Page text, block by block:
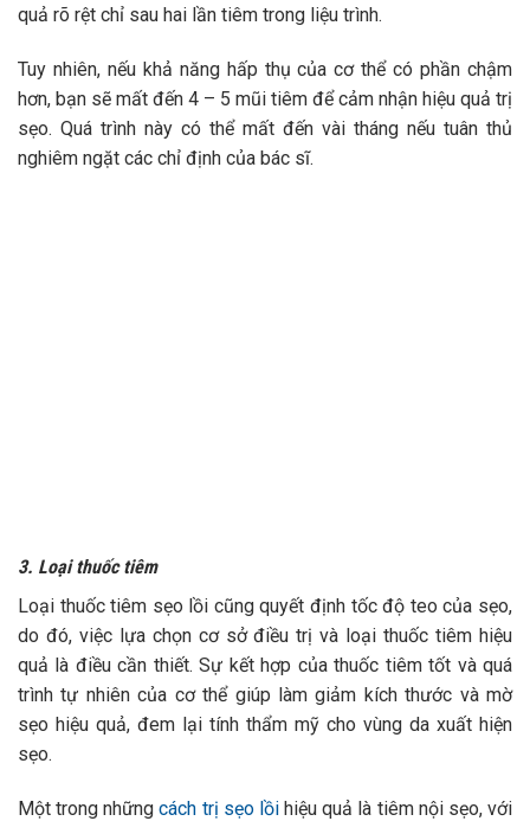
quả rõ rệt chỉ sau hai lần tiêm trong liệu trình.
Tuy nhiên, nếu khả năng hấp thụ của cơ thể có phần chậm
hơn, bạn sẽ mất đến 4 – 5 mũi tiêm để cảm nhận hiệu quả trị
sẹo. Quá trình này có thể mất đến vài tháng nếu tuân thủ
nghiêm ngặt các chỉ định của bác sĩ.
3. Loại thuốc tiêm
Loại thuốc tiêm sẹo lồi cũng quyết định tốc độ teo của sẹo,
do đó, việc lựa chọn cơ sở điều trị và loại thuốc tiêm hiệu
quả là điều cần thiết. Sự kết hợp của thuốc tiêm tốt và quá
trình tự nhiên của cơ thể giúp làm giảm kích thước và mờ
sẹo hiệu quả, đem lại tính thẩm mỹ cho vùng da xuất hiện
sẹo.
Một trong nhữngcách trị sẹo lồihiệu quả là tiêm nội sẹo, với